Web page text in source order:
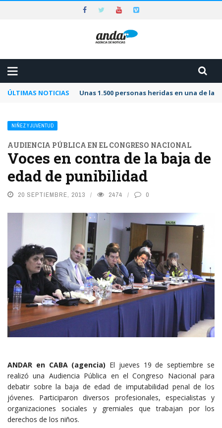
ÚLTIMAS NOTICIAS Unas 1.500 personas heridas en una de
NIÑEZ Y JUVENTUD
AUDIENCIA PÚBLICA EN EL CONGRESO NACIONAL
Voces en contra de la baja de
edad de punibilidad
20 SEPTIEMBRE, 2013 2474 0
ANDAR en CABA (agencia) El jueves 19 de septiembre se
realizó una Audiencia Pública en el Congreso Nacional para
debatir sobre la baja de edad de imputabilidad penal de los
jóvenes. Participaron diversos profesionales, especialistas y
organizaciones sociales y gremiales que trabajan por los
derechos de los niños.